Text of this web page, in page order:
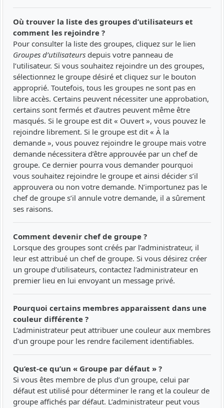
Où trouver la liste des groupes d’utilisateurs et
comment les rejoindre ?
Pour consulter la liste des groupes, cliquez sur le lien
Groupes d’utilisateurs depuis votre panneau de
l’utilisateur. Si vous souhaitez rejoindre un des groupes,
sélectionnez le groupe désiré et cliquez sur le bouton
approprié. Toutefois, tous les groupes ne sont pas en
libre accès. Certains peuvent nécessiter une approbation,
certains sont fermés et d’autres peuvent même être
masqués. Si le groupe est dit « Ouvert », vous pouvez le
rejoindre librement. Si le groupe est dit « À la
demande », vous pouvez rejoindre le groupe mais votre
demande nécessitera d’être approuvée par un chef de
groupe. Ce dernier pourra vous demander pourquoi
vous souhaitez rejoindre le groupe et ainsi décider s’il
approuvera ou non votre demande. N’importunez pas le
chef de groupe s’il annule votre demande, il a sûrement
ses raisons.
Comment devenir chef de groupe ?
Lorsque des groupes sont créés par l’administrateur, il
leur est attribué un chef de groupe. Si vous désirez créer
un groupe d’utilisateurs, contactez l’administrateur en
premier lieu en lui envoyant un message privé.
Pourquoi certains membres apparaissent dans une
couleur différente ?
L’administrateur peut attribuer une couleur aux membres
d’un groupe pour les rendre facilement identifiables.
Qu’est-ce qu’un « Groupe par défaut » ?
Si vous êtes membre de plus d’un groupe, celui par
défaut est utilisé pour déterminer le rang et la couleur de
groupe affichés par défaut. L’administrateur peut vous